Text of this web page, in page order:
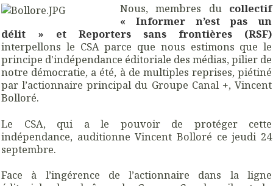
Nous, membres du collectif
« Informer n’est pas un
délit » et Reporters sans frontières (RSF)
interpellons le CSA parce que nous estimons que le
principe d'indépendance éditoriale des médias, pilier de
notre démocratie, a été, à de multiples reprises, piétiné
par l’actionnaire principal du Groupe Canal +, Vincent
Bolloré.
Le CSA, qui a le pouvoir de protéger cette
indépendance, auditionne Vincent Bolloré ce jeudi 24
septembre.
Face à l’ingérence de l’actionnaire dans la ligne